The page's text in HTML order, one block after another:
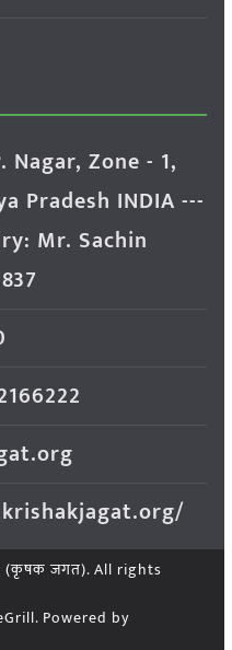
Nagar, Zone - 1,
Pradesh INDIA ---
Mr. Sachin
(कृषक जगत). All rights
Powered by